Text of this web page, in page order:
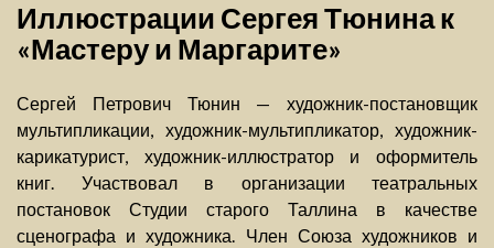
Иллюстрации Сергея Тюнина к
«Мастеру и Маргарите»
Сергей Петрович Тюнин — художник-постановщик
мультипликации, художник-мультипликатор, художник-
карикатурист, художник-иллюстратор и оформитель
книг. Участвовал в организации театральных
постановок Студии старого Таллина в качестве
сценографа и художника. Член Союза художников и